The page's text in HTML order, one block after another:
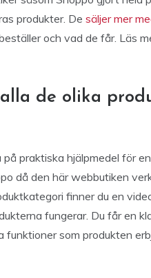
produkter. De säljer mer
och vad de får. Läs
de olika
praktiska hjälpmedel för
då den här webbutiken
finner du en
fungerar. Du får en
funktioner som produkten